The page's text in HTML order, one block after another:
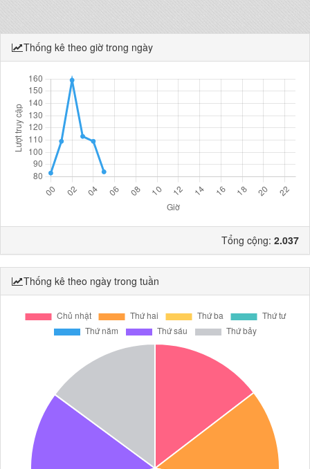
Thống kê theo giờ trong ngày
Tổng cộng: 2.037
Thống kê theo ngày trong tuần